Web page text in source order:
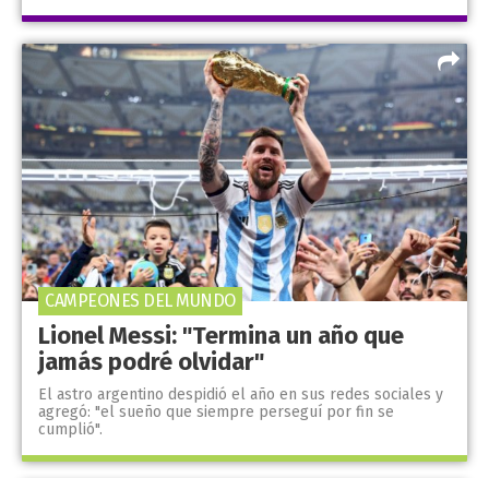
Lionel Messi: "Termina un año que
jamás podré olvidar"
El astro argentino despidió el año en sus redes sociales y
agregó: "el sueño que siempre perseguí por fin se
cumplió".
CAMPEONES DEL MUNDO